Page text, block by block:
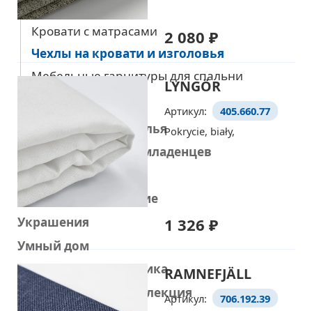
Изголовья кровати
Кровати с матрасами
Чехлы на кровати и изголовья
Мебельные гарнитуры для спальни
Рабочие столы и стулья
Товары для детей и младенцев
Стирка и уборка
Домашнее улучшение
Украшения
Умный дом
Домашняя электроника
Рождественская коллекция
2 080 ₽
LYNGÖR
Артикул:
405.660.77
Pokrycie, biały,
1 326 ₽
RAMNEFJÄLL
Артикул:
706.192.39